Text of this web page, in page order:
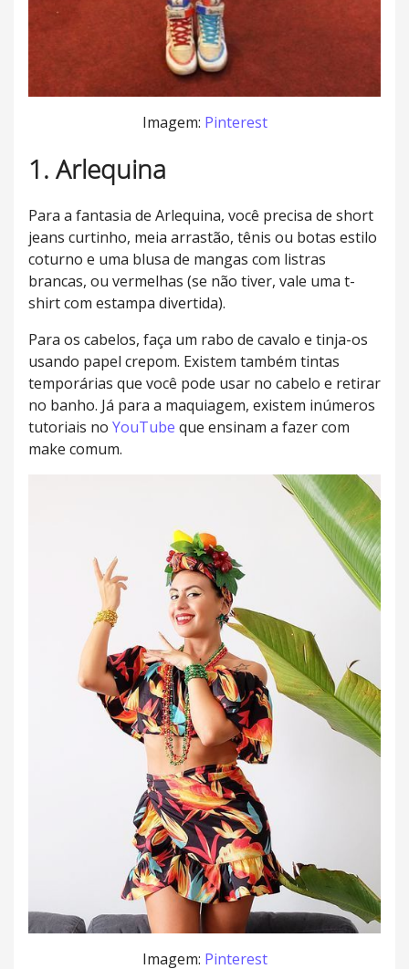
Imagem: Pinterest
1. Arlequina
Para a fantasia de Arlequina, você precisa de short
jeans curtinho, meia arrastão, tênis ou botas estilo
coturno e uma blusa de mangas com listras
brancas, ou vermelhas (se não tiver, vale uma t-
shirt com estampa divertida).
Para os cabelos, faça um rabo de cavalo e tinja-os
usando papel crepom. Existem também tintas
temporárias que você pode usar no cabelo e retirar
no banho. Já para a maquiagem, existem inúmeros
tutoriais no YouTube que ensinam a fazer com
make comum.
Imagem: Pinterest